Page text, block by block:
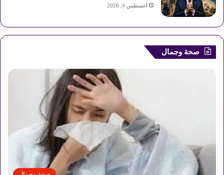
أغسطس 4, 2026
صحة وجمال